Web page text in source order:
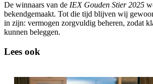
De winnaars van de IEX Gouden Stier 2025
bekendgemaakt. Tot die tijd blijven wij
in zijn: vermogen zorgvuldig beheren, zodat
kunnen beleggen.
Lees ook